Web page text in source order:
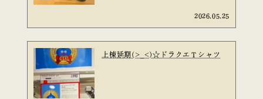
2026.05.25
上棟延期(>_<)☆ドラクエＴシャツ